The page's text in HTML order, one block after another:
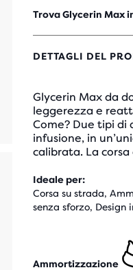
Trova Glycerin Max
DETTAGLI DEL
Glycerin Max da
leggerezza e
Come? Due tipi
infusione, in
calibrata. La
Ideale per:
Corsa su strada,
senza sforzo, Design
Ammortizzazione